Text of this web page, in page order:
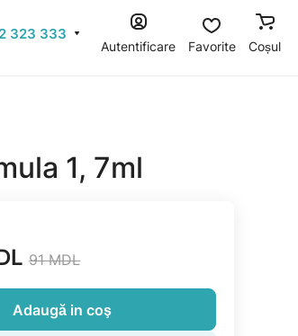
323 333
Autentificare Favorite Coșul
1, 7ml
91 MDL
Adaugă in coş